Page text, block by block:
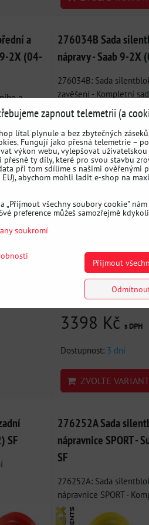
a
9-2X (04-
a
276034B Sada
nápravy - Saab 9-2X
276034B: Sada
zavěšení - Kompletní
3398 Kč s DPH
Dostupnost: 3 dni
ZVOLTE
SF
276252A Sada
nápravnice SPORT -
SF
276252A: Sada
nápravnice SPORT -
zapnout telemetrii (a
lítal plynule a bez zbytečných
Fungují jako přesná telemetrie –
výkon webu, vylepšovat
přesně ty díly, které pro svou stavbu
při tom sdílíme s našimi ověřenými
EU), abychom mohli ladit e-shop na
„Přijmout všechny soubory cookie"
preference můžeš samozřejmě
soukromí
Přijmout